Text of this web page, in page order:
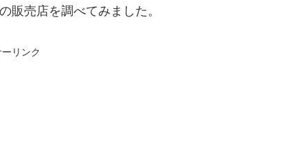
販売店を調べてみました。
リンク